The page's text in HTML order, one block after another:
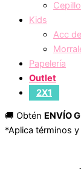
Kids
Acc
Papelería
Outlet
2X1
🚚 Obtén ENVÍO
*Aplica términos